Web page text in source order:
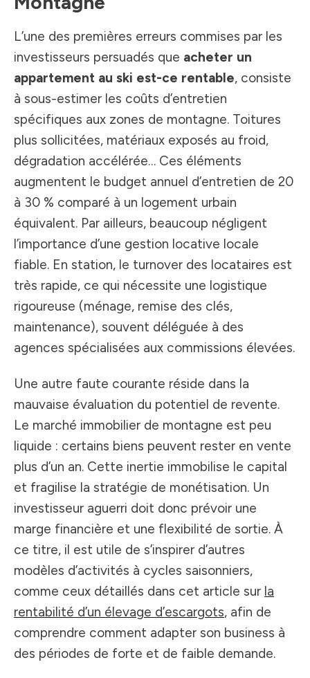
L’une des premières erreurs commises par les
investisseurs persuadés que acheter un
appartement au ski est-ce rentable, consiste
à sous-estimer les coûts d’entretien
spécifiques aux zones de montagne. Toitures
plus sollicitées, matériaux exposés au froid,
dégradation accélérée… Ces éléments
augmentent le budget annuel d’entretien de 20
à 30 % comparé à un logement urbain
équivalent. Par ailleurs, beaucoup négligent
l’importance d’une gestion locative locale
fiable. En station, le turnover des locataires est
très rapide, ce qui nécessite une logistique
rigoureuse (ménage, remise des clés,
maintenance), souvent déléguée à des
agences spécialisées aux commissions élevées.
Une autre faute courante réside dans la
mauvaise évaluation du potentiel de revente.
Le marché immobilier de montagne est peu
liquide : certains biens peuvent rester en vente
plus d’un an. Cette inertie immobilise le capital
et fragilise la stratégie de monétisation. Un
investisseur aguerri doit donc prévoir une
marge financière et une flexibilité de sortie. À
ce titre, il est utile de s’inspirer d’autres
modèles d’activités à cycles saisonniers,
comme ceux détaillés dans cet article sur la
rentabilité d’un élevage d’escargots, afin de
comprendre comment adapter son business à
des périodes de forte et de faible demande.